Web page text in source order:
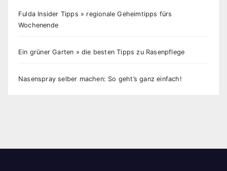
Fulda Insider Tipps » regionale Geheimtipps fürs
Wochenende
Ein grüner Garten » die besten Tipps zu Rasenpflege
Nasenspray selber machen: So geht’s ganz einfach!